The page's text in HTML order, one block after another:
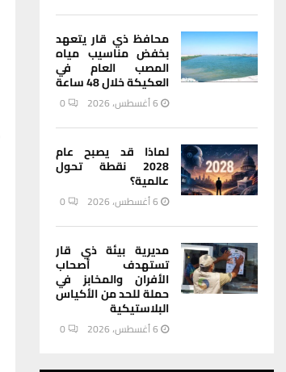
محافظ ذي قار يتعهد
بخفض مناسيب مياه
المصب العام في
العكيكة خلال 48 ساعة
6 أغسطس، 2026 0
لماذا قد يصبح عام
2028 نقطة تحول
عالمية؟
6 أغسطس، 2026 0
مديرية بيئة ذي قار
تستهدف أصحاب
الأفران والمخابز في
حملة للحد من الأكياس
البلاستيكية
6 أغسطس، 2026 0